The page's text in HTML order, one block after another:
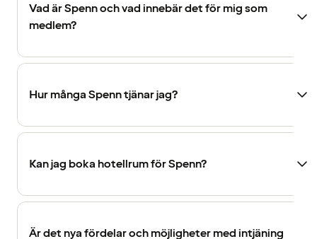
Vad är Spenn och vad innebär det för mig som
medlem?
Hur många Spenn tjänar jag?
Kan jag boka hotellrum för Spenn?
Är det nya fördelar och möjligheter med intjäning